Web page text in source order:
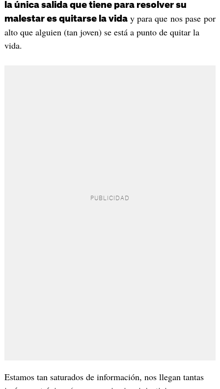
la única salida que tiene para resolver su
malestar es quitarse la viday para que nos pase por
alto que alguien (tan joven) se está a punto de quitar la
vida.
Estamos tan saturados de información, nos llegan tantas